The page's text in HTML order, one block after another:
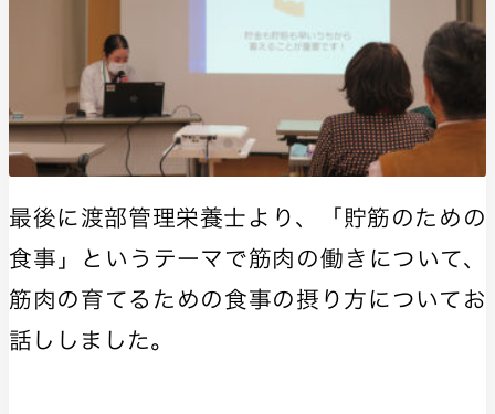
最後に 渡部管理栄養士 より、
「貯筋のための
食事」
というテーマで筋肉の働きについて、
筋肉の育てるための食事の摂り方についてお
話ししました。